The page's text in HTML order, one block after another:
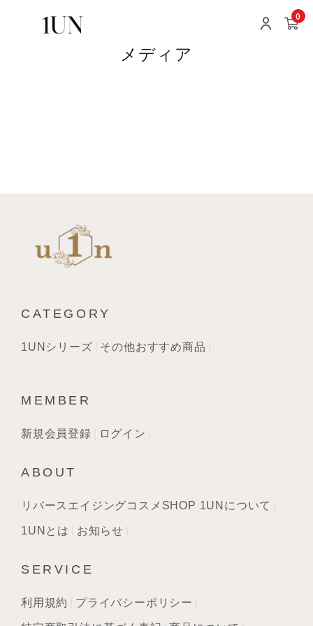
0
メディア
CATEGORY
1UNシリーズ その他おすすめ商品
MEMBER
新規会員登録 ログイン
ABOUT
リバースエイジングコスメSHOP 1UNについて
1UNとは お知らせ
SERVICE
利用規約 プライバシーポリシー